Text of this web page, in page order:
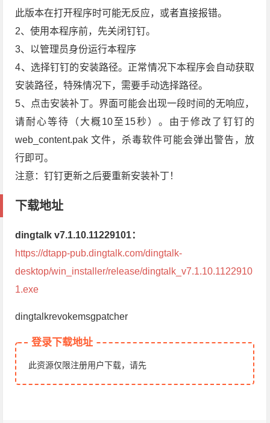
此版本在打开程序时可能无反应，或者直接报错。
2、使用本程序前，先关闭钉钉。
3、以管理员身份运行本程序
4、选择钉钉的安装路径。正常情况下本程序会自动获取
安装路径，特殊情况下，需要手动选择路径。
5、点击安装补丁。界面可能会出现一段时间的无响应，
请耐心等待（大概10至15秒）。由于修改了钉钉的
web_content.pak 文件，杀毒软件可能会弹出警告，放
行即可。
注意：钉钉更新之后要重新安装补丁！
下载地址
dingtalk v7.1.10.11229101：
https://dtapp-pub.dingtalk.com/dingtalk-
desktop/win_installer/release/dingtalk_v7.1.10.1122910
1.exe
dingtalkrevokemsgpatcher
登录下载地址
此资源仅限注册用户下载，请先